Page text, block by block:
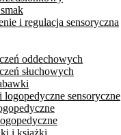
i regulacja sensoryczna
oddechowych
słuchowych
logopedyczne sensoryczne
i książki